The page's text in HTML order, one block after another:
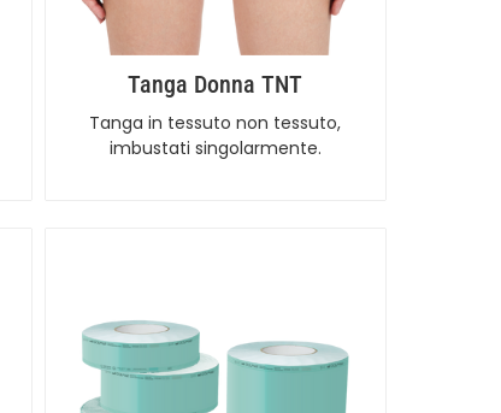
Tanga Donna TNT
Tanga in tessuto non tessuto,
imbustati singolarmente.